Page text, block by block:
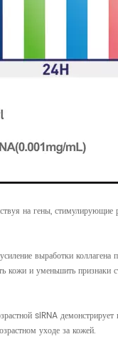
на гены,
выработки
кожи и уменьшить признаки
siRNA
уходе за кожей.